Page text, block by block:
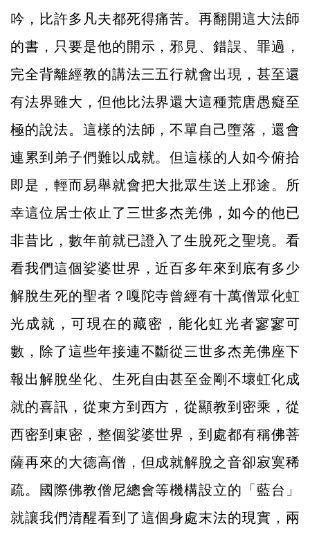
吟，比許多凡夫都死得痛苦。再翻開這大法師
的書，只要是他的開示，邪見、錯誤、罪過，
完全背離經教的講法三五行就會出現，甚至還
有法界雖大，但他比法界還大這種荒唐愚癡至
極的說法。這樣的法師，不單自己墮落，還會
連累到弟子們難以成就。但這樣的人如今俯拾
即是，輕而易舉就會把大批眾生送上邪途。所
幸這位居士依止了三世多杰羌佛，如今的他已
非昔比，數年前就已證入了生脫死之聖境。看
看我們這個娑婆世界，近百多年來到底有多少
解脫生死的聖者？嘎陀寺曾經有十萬僧眾化虹
光成就，可現在的藏密，能化虹光者寥寥可
數，除了這些年接連不斷從三世多杰羌佛座下
報出解脫坐化、生死自由甚至金剛不壞虹化成
就的喜訊，從東方到西方，從顯教到密乘，從
西密到東密，整個娑婆世界，到處都有稱佛菩
薩再來的大德高僧，但成就解脫之音卻寂寞稀
疏。國際佛教僧尼總會等機構設立的「藍台」
就讓我們清醒看到了這個身處末法的現實，兩